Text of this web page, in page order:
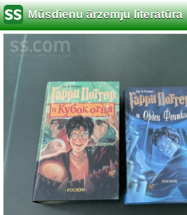
Mūsdienu ārzemju literatūra